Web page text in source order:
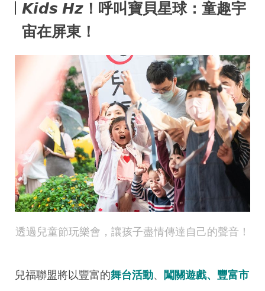
𝙆𝙞𝙙𝙨 𝙃𝙯！呼叫寶貝星球：童趣宇
宙在屏東！
透過兒童節玩樂會，讓孩子盡情傳達自己的聲音！
兒福聯盟將以豐富的舞台活動、 闖關遊戲、豐富市